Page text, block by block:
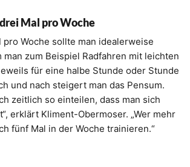
Mal pro Woche
pro Woche sollte man idealerweise
zum Beispiel Radfahren mit leichten
für eine halbe Stunde oder Stunde
und nach steigert man das Pensum.
zeitlich so einteilen, dass man sich
erklärt Kliment-Obermoser. „Wer mehr
fünf Mal in der Woche trainieren.“